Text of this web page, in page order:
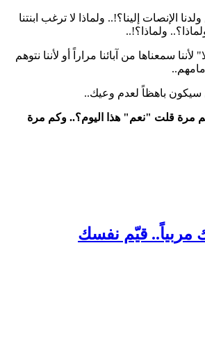
الإنصات إلينا؟!.. ولماذا لا ترغب ابنتنا
ولماذا؟!..
سمعناها من آبائنا مراراً أو لأننا نتوهم
سيكون باهظاً لعدم وعيك..
كم مرة قلت "نعم" هذا اليوم؟.. وكم مرة
مربياً.. قيّم نفسك